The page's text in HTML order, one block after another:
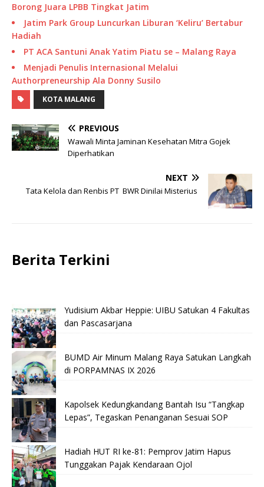
Borong Juara LPBB Tingkat Jatim
Jatim Park Group Luncurkan Liburan ‘Keliru’ Bertabur
Hadiah
PT ACA Santuni Anak Yatim Piatu se – Malang Raya
Menjadi Penulis Internasional Melalui
Authorpreneurship Ala Donny Susilo
KOTA MALANG
PREVIOUS
Wawali Minta Jaminan Kesehatan Mitra Gojek
Diperhatikan
NEXT
Tata Kelola dan Renbis PT BWR Dinilai Misterius
Berita Terkini
Yudisium Akbar Heppie: UIBU Satukan 4 Fakultas
dan Pascasarjana
BUMD Air Minum Malang Raya Satukan Langkah
di PORPAMNAS IX 2026
Kapolsek Kedungkandang Bantah Isu “Tangkap
Lepas”, Tegaskan Penanganan Sesuai SOP
Hadiah HUT RI ke-81: Pemprov Jatim Hapus
Tunggakan Pajak Kendaraan Ojol